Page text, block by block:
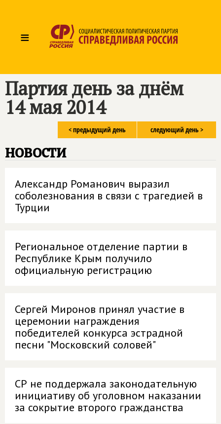
≡
Партия день за днём
14 мая 2014
следующий день >
< предыдущий день
новости
Александр Романович выразил
соболезнования в связи с трагедией в
Турции
Региональное отделение партии в
Республике Крым получило
официальную регистрацию
Сергей Миронов принял участие в
церемонии награждения
победителей конкурса эстрадной
песни "Московский соловей"
СР не поддержала законодательную
инициативу об уголовном наказании
за сокрытие второго гражданства